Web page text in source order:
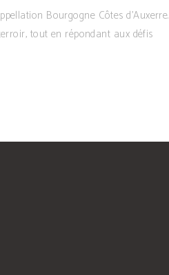
Bourgogne Côtes d’Auxerre.
tout en répondant aux défis